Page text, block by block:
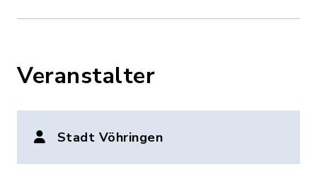
Veranstalter
Stadt Vöhringen